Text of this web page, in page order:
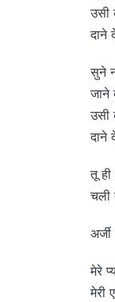
उसी
दाने
सुने
जाने
उसी
दाने
तू ही
चली
अर्जी
मेरे
मेरी